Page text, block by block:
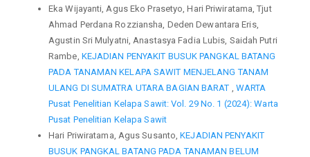
Eka Wijayanti, Agus Eko Prasetyo, Hari Priwiratama, Tjut
Ahmad Perdana Rozziansha, Deden Dewantara Eris,
Agustin Sri Mulyatni, Anastasya Fadia Lubis, Saidah Putri
Rambe, KEJADIAN PENYAKIT BUSUK PANGKAL BATANG
PADA TANAMAN KELAPA SAWIT MENJELANG TANAM
ULANG DI SUMATRA UTARA BAGIAN BARAT
WARTA
Pusat Penelitian Kelapa Sawit: Vol. 29 No. 1 (2024): Warta
Pusat Penelitian Kelapa Sawit
Hari Priwiratama, Agus Susanto,KEJADIAN PENYAKIT
BUSUK PANGKAL BATANG PADA TANAMAN BELUM